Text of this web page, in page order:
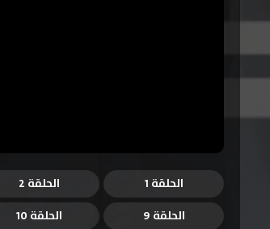
الحلقة 1 الحلقة 2
الحلقة 9
الحلقة 10